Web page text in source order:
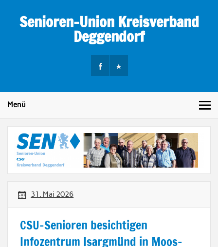
contentSenioren-Union Kreisverband
Deggendorf
Menü
31. Mai 2026
CSU-Senioren besichtigen
Infozentrum Isargmünd in Moos-